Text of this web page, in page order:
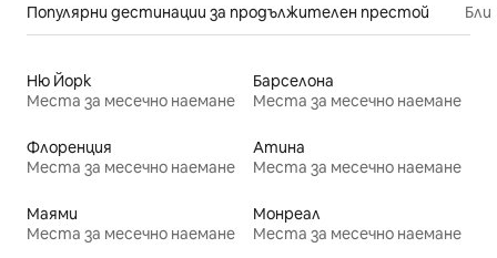
Популярни дестинации за продължителен престой
Ню Йорк
Места за месечно наемане
Барселона
Места за месечно наемане
Флоренция
Места за месечно наемане
Атина
Места за месечно наемане
Маями
Места за месечно наемане
Монреал
Места за месечно наемане